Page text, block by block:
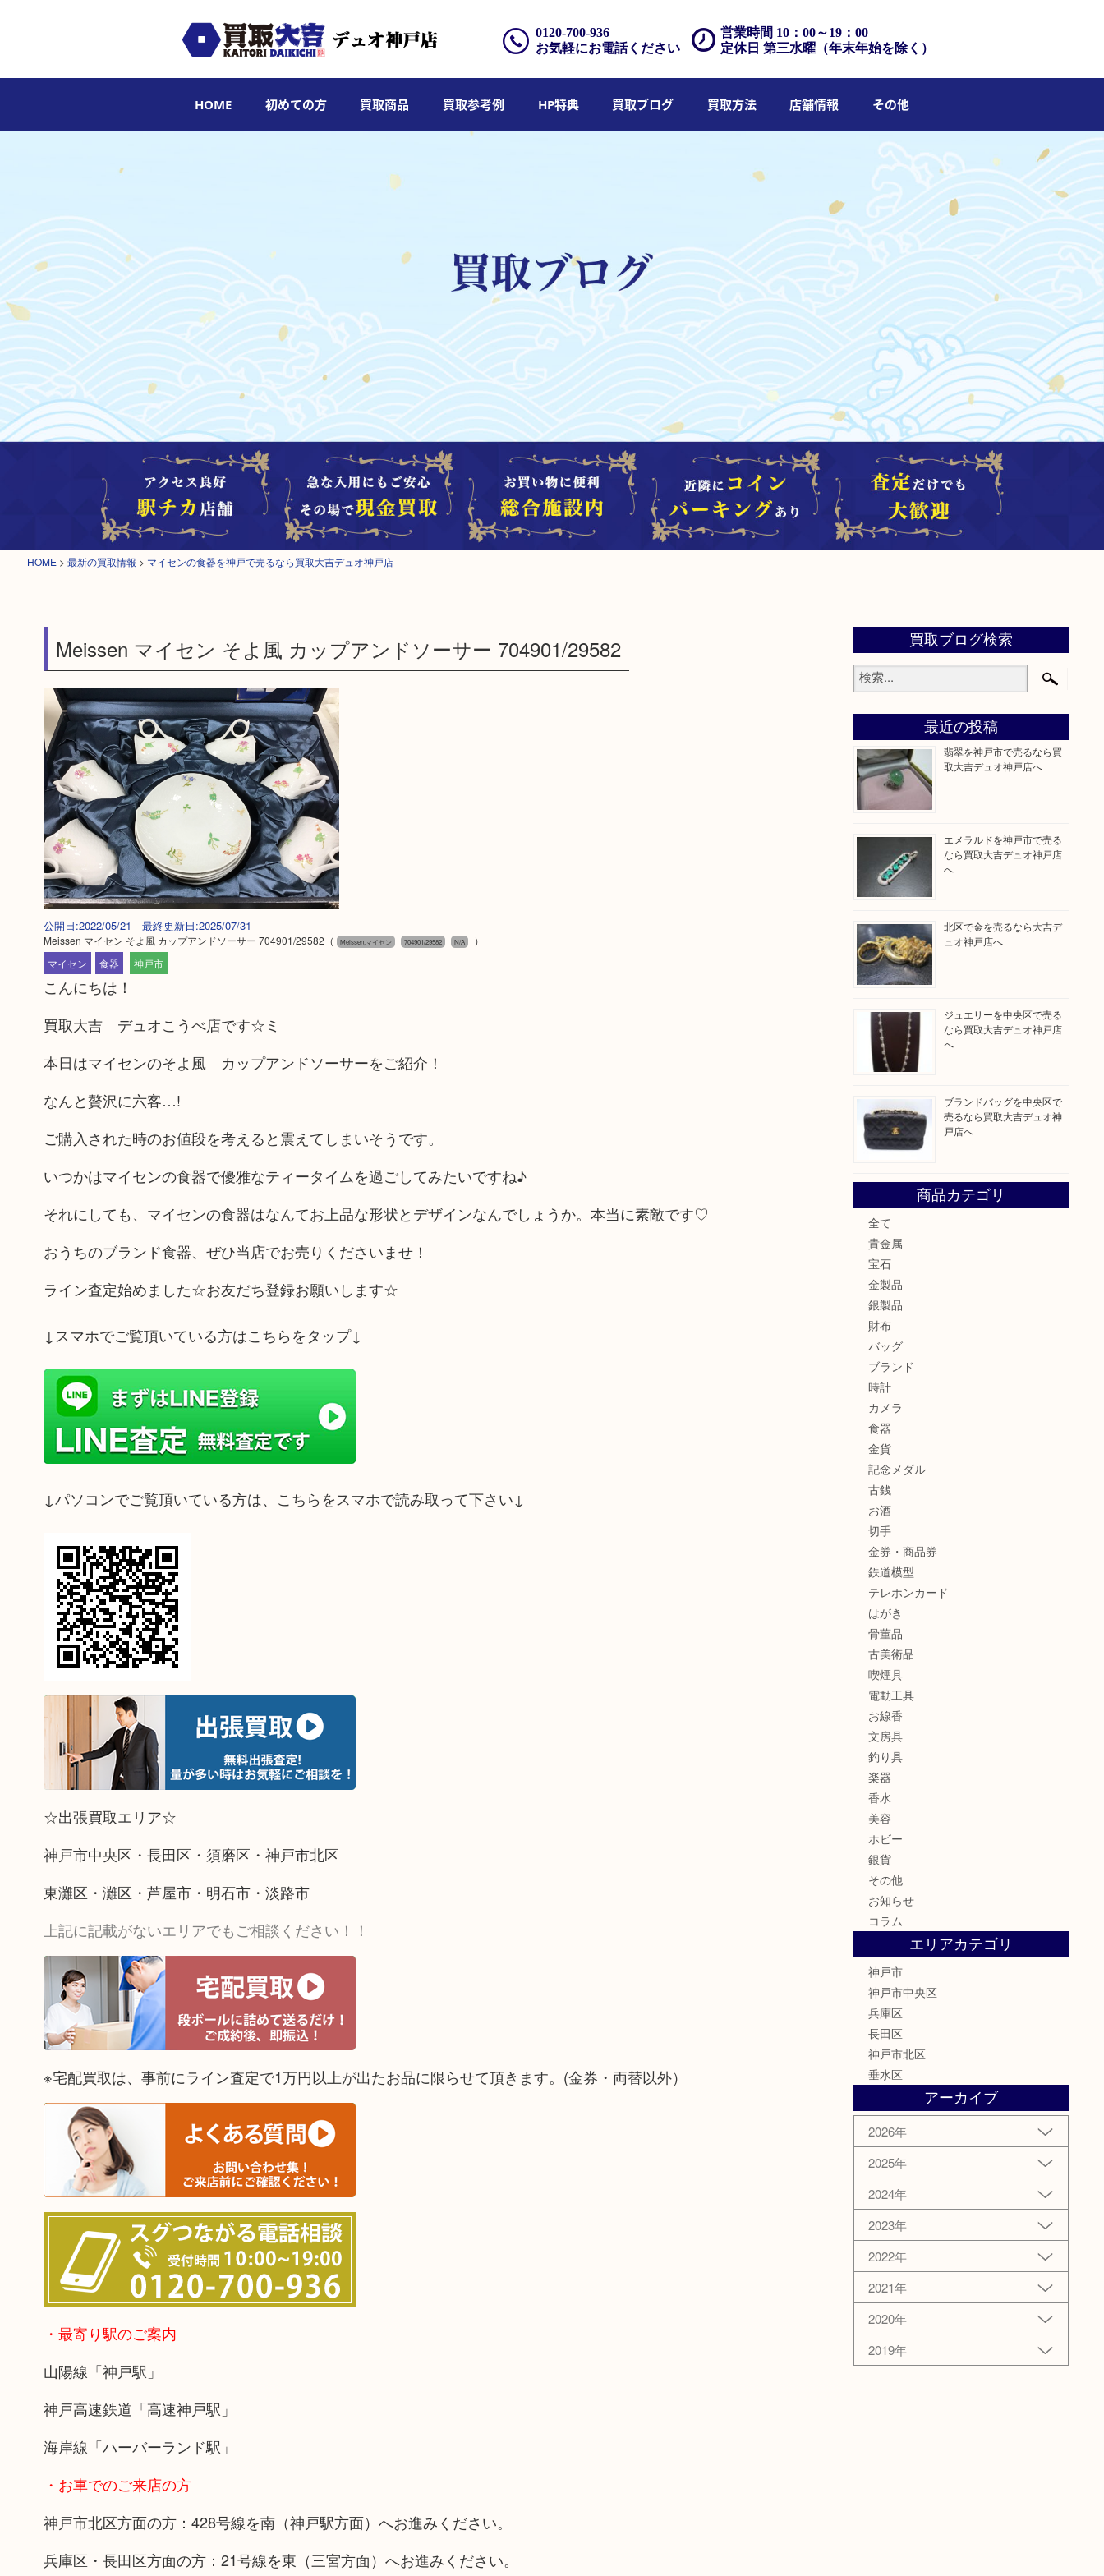
営業時間 10：00～19：00
定休日 第三水曜（年末年始を除く）
0120-700-936
お気軽にお電話ください
HOME 初めての方 買取商品 買取参考例 HP特典 買取ブログ 買取方法 店舗情報 その他
HOME > 最新の買取情報 > マイセンの食器を神戸で売るなら買取大吉デュオ神戸店
Meissen マイセン そよ風 カップアンドソーサー 704901/29582
公開日:2022/05/21 最終更新日:2025/07/31
Meissen マイセン そよ風 カップアンドソーサー 704901/29582 （ Meissen,マイセン 704901/29582 N/A
）
マイセン
食器 神戸市
こんにちは！
買取大吉 デュオこうべ店です☆ミ
本日はマイセンのそよ風 カップアンドソーサーをご紹介！
なんと贅沢に六客…!
ご購入された時のお値段を考えると震えてしまいそうです。
いつかはマイセンの食器で優雅なティータイムを過ごしてみたいですね♪
それにしても、マイセンの食器はなんてお上品な形状とデザインなんでしょうか。本当に素敵です♡
おうちのブランド食器、ぜひ当店でお売りくださいませ！
ライン査定始めました☆お友だち登録お願いします☆
↓スマホでご覧頂いている方はこちらをタップ↓
↓パソコンでご覧頂いている方は、こちらをスマホで読み取って下さい↓
☆出張買取エリア☆
神戸市中央区・長田区・須磨区・神戸市北区
東灘区・灘区・芦屋市・明石市・淡路市
上記に記載がないエリアでもご相談ください！！
※宅配買取は、事前にライン査定で1万円以上が出たお品に限らせて頂きます。(金券・両替以外）
・最寄り駅のご案内
山陽線「神戸駅」
神戸高速鉄道「高速神戸駅」
海岸線「ハーバーランド駅」
・お車でのご来店の方
神戸市北区方面の方：428号線を南（神戸駅方面）へお進みください。
兵庫区・長田区方面の方：21号線を東（三宮方面）へお進みください。
買取ブログ検索
最近の投稿
翡翠を神戸市で売るなら買
取大吉デュオ神戸店へ
エメラルドを神戸市で売る
なら買取大吉デュオ神戸店
へ
北区で金を売るなら大吉デ
ュオ神戸店へ
ジュエリーを中央区で売る
なら買取大吉デュオ神戸店
へ
ブランドバッグを中央区で
売るなら買取大吉デュオ神
戸店へ
商品カテゴリ
全て
貴金属
宝石
金製品
銀製品
財布
バッグ
ブランド
時計
カメラ
食器
金貨
記念メダル
古銭
お酒
切手
金券・商品券
鉄道模型
テレホンカード
はがき
骨董品
古美術品
喫煙具
電動工具
お線香
文房具
釣り具
楽器
香水
美容
ホビー
銀貨
その他
お知らせ
コラム
エリアカテゴリ
神戸市
神戸市中央区
兵庫区
長田区
神戸市北区
垂水区
アーカイブ
2026年
2025年
2024年
2023年
2022年
2021年
2020年
2019年